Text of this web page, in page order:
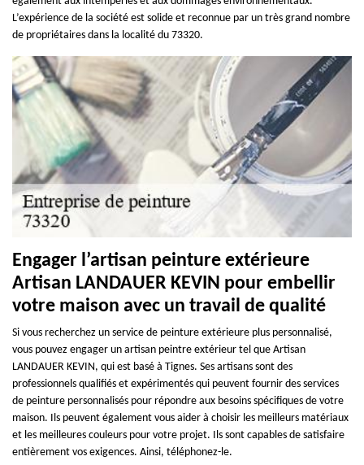
L’expérience de la société est solide et reconnue par un très grand nombre
de propriétaires dans la localité du 73320.
Engager l’artisan peinture extérieure
Artisan LANDAUER KEVIN pour embellir
votre maison avec un travail de qualité
Si vous recherchez un service de peinture extérieure plus personnalisé,
vous pouvez engager un artisan peintre extérieur tel que Artisan
LANDAUER KEVIN, qui est basé à Tignes. Ses artisans sont des
professionnels qualifiés et expérimentés qui peuvent fournir des services
de peinture personnalisés pour répondre aux besoins spécifiques de votre
maison. Ils peuvent également vous aider à choisir les meilleurs matériaux
et les meilleures couleurs pour votre projet. Ils sont capables de satisfaire
entièrement vos exigences. Ainsi, téléphonez-le.